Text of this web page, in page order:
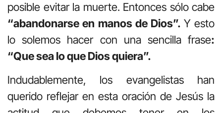
posible evitar la muerte. Entonces sólo cabe
“abandonarse en manos de Dios”. Y esto
lo solemos hacer con una sencilla frase:
“Que sea lo que Dios quiera”.
Indudablemente, los evangelistas han
querido reflejar en esta oración de Jesús la